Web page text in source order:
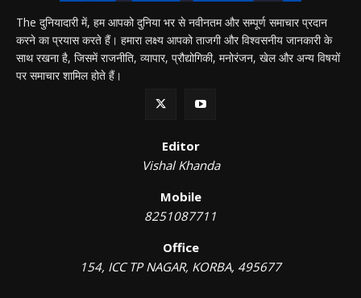
The दुनियादारी में, हम आपको दुनिया भर से नवीनतम और सम्पूर्ण समाचार प्रदान
करने का प्रयास करते हैं। हमारा लक्ष्य आपको ताजगी और विश्वसनीय जानकारी के
साथ रखना है, जिसमें राजनीति, व्यापार, प्रौद्योगिकी, मनोरंजन, खेल और अन्य विषयों
पर समाचार शामिल होते हैं।
Editor
Vishal Khanda
Mobile
8251087711
Office
154, ICC TP NAGAR, KORBA, 495677